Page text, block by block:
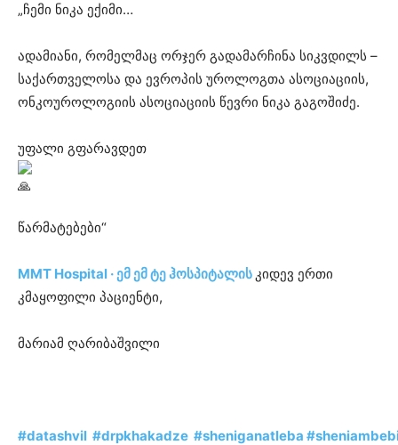
„ჩემი ნიკა ექიმი…
ადამიანი, რომელმაც ორჯერ გადამარჩინა სიკვდილს –
საქართველოსა და ევროპის უროლოგთა ასოციაციის,
ონკოუროლოგიის ასოციაციის წევრი ნიკა გაგოშიძე.
უფალი გფარავდეთ
წარმატებები“
MMT Hospital · ემ ემ ტე ჰოსპიტალისკიდევ ერთი
კმაყოფილი პაციენტი,
მარიამ ღარიბაშვილი
#datashvil #drpkhakadze #sheniganatleba